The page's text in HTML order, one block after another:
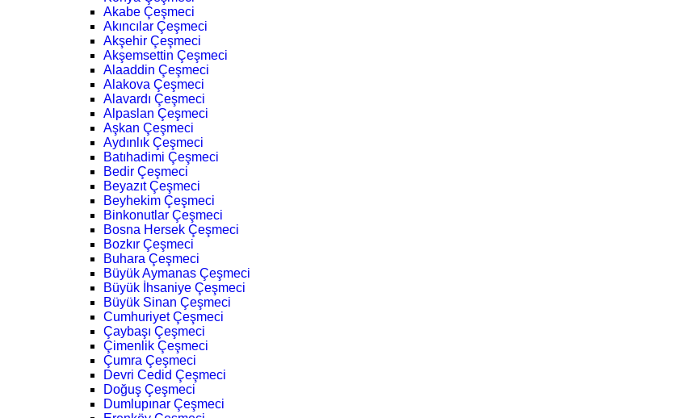
Akabe Çeşmeci
Akıncılar Çeşmeci
Akşehir Çeşmeci
Akşemsettin Çeşmeci
Alaaddin Çeşmeci
Alakova Çeşmeci
Alavardı Çeşmeci
Alpaslan Çeşmeci
Aşkan Çeşmeci
Aydınlık Çeşmeci
Batıhadimi Çeşmeci
Bedir Çeşmeci
Beyazıt Çeşmeci
Beyhekim Çeşmeci
Binkonutlar Çeşmeci
Bosna Hersek Çeşmeci
Bozkır Çeşmeci
Buhara Çeşmeci
Büyük Aymanas Çeşmeci
Büyük İhsaniye Çeşmeci
Büyük Sinan Çeşmeci
Cumhuriyet Çeşmeci
Çaybaşı Çeşmeci
Çimenlik Çeşmeci
Çumra Çeşmeci
Devri Cedid Çeşmeci
Doğuş Çeşmeci
Dumlupınar Çeşmeci